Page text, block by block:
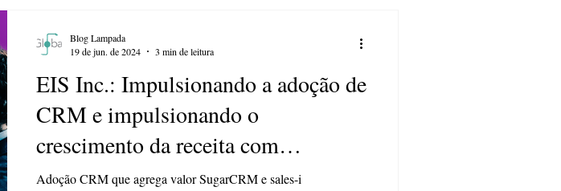
EIS Inc.: Impulsionando a adoção de
CRM e impulsionando o
crescimento da receita com
SugarCRM e sales-i
Adoção CRM que agrega valor SugarCRM e sales-i
Blog Lampada
19 de jun. de 2024
3 min de leitura